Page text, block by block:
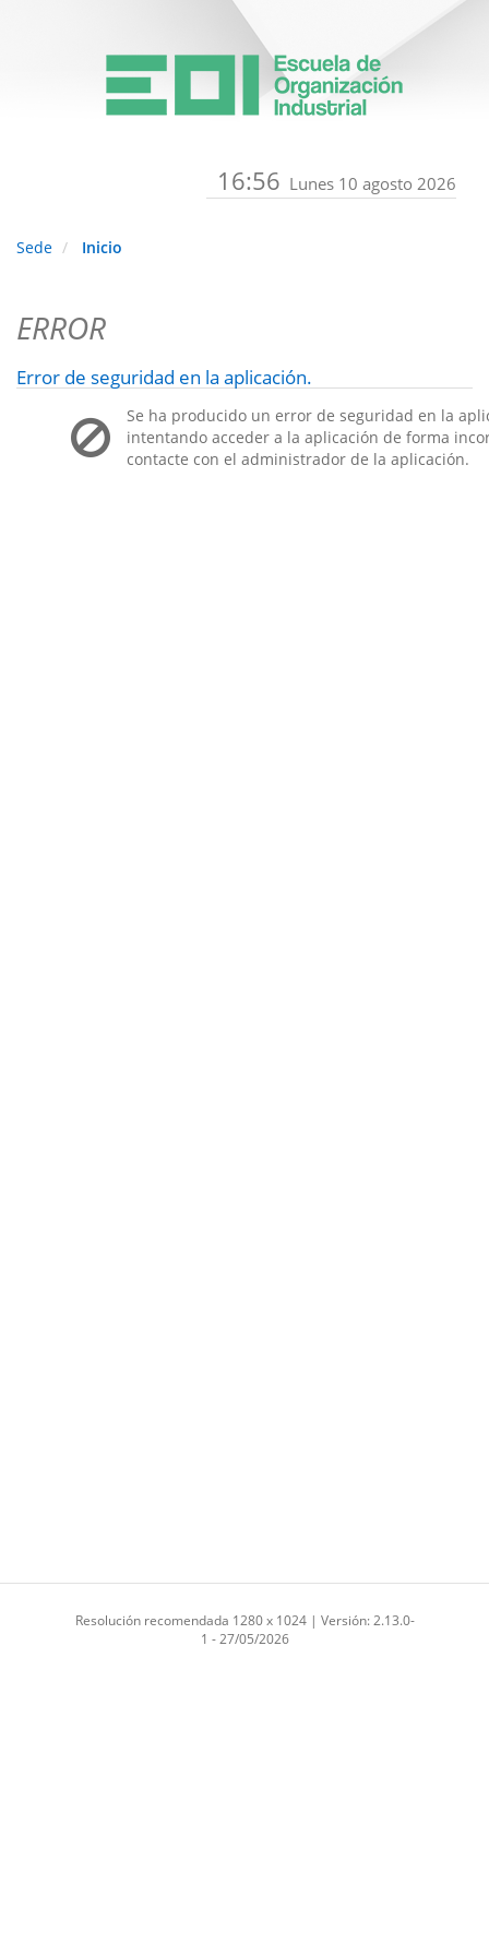
16:56 Lunes 10 agosto 2026
Sede Inicio
ERROR
Error de seguridad en la aplicación.
Se ha producido un error de seguridad en la
intentando acceder a la aplicación de forma
contacte con el administrador de la aplicación.
Resolución recomendada 1280 x 1024 | Versión: 2.13.0-
1 - 27/05/2026